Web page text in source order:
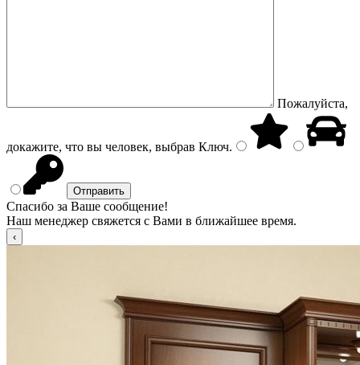
Пожалуйста,
докажите, что вы человек, выбрав Ключ.
Спасибо за Ваше сообщение!
Наш менеджер свяжется с Вами в ближайшее время.